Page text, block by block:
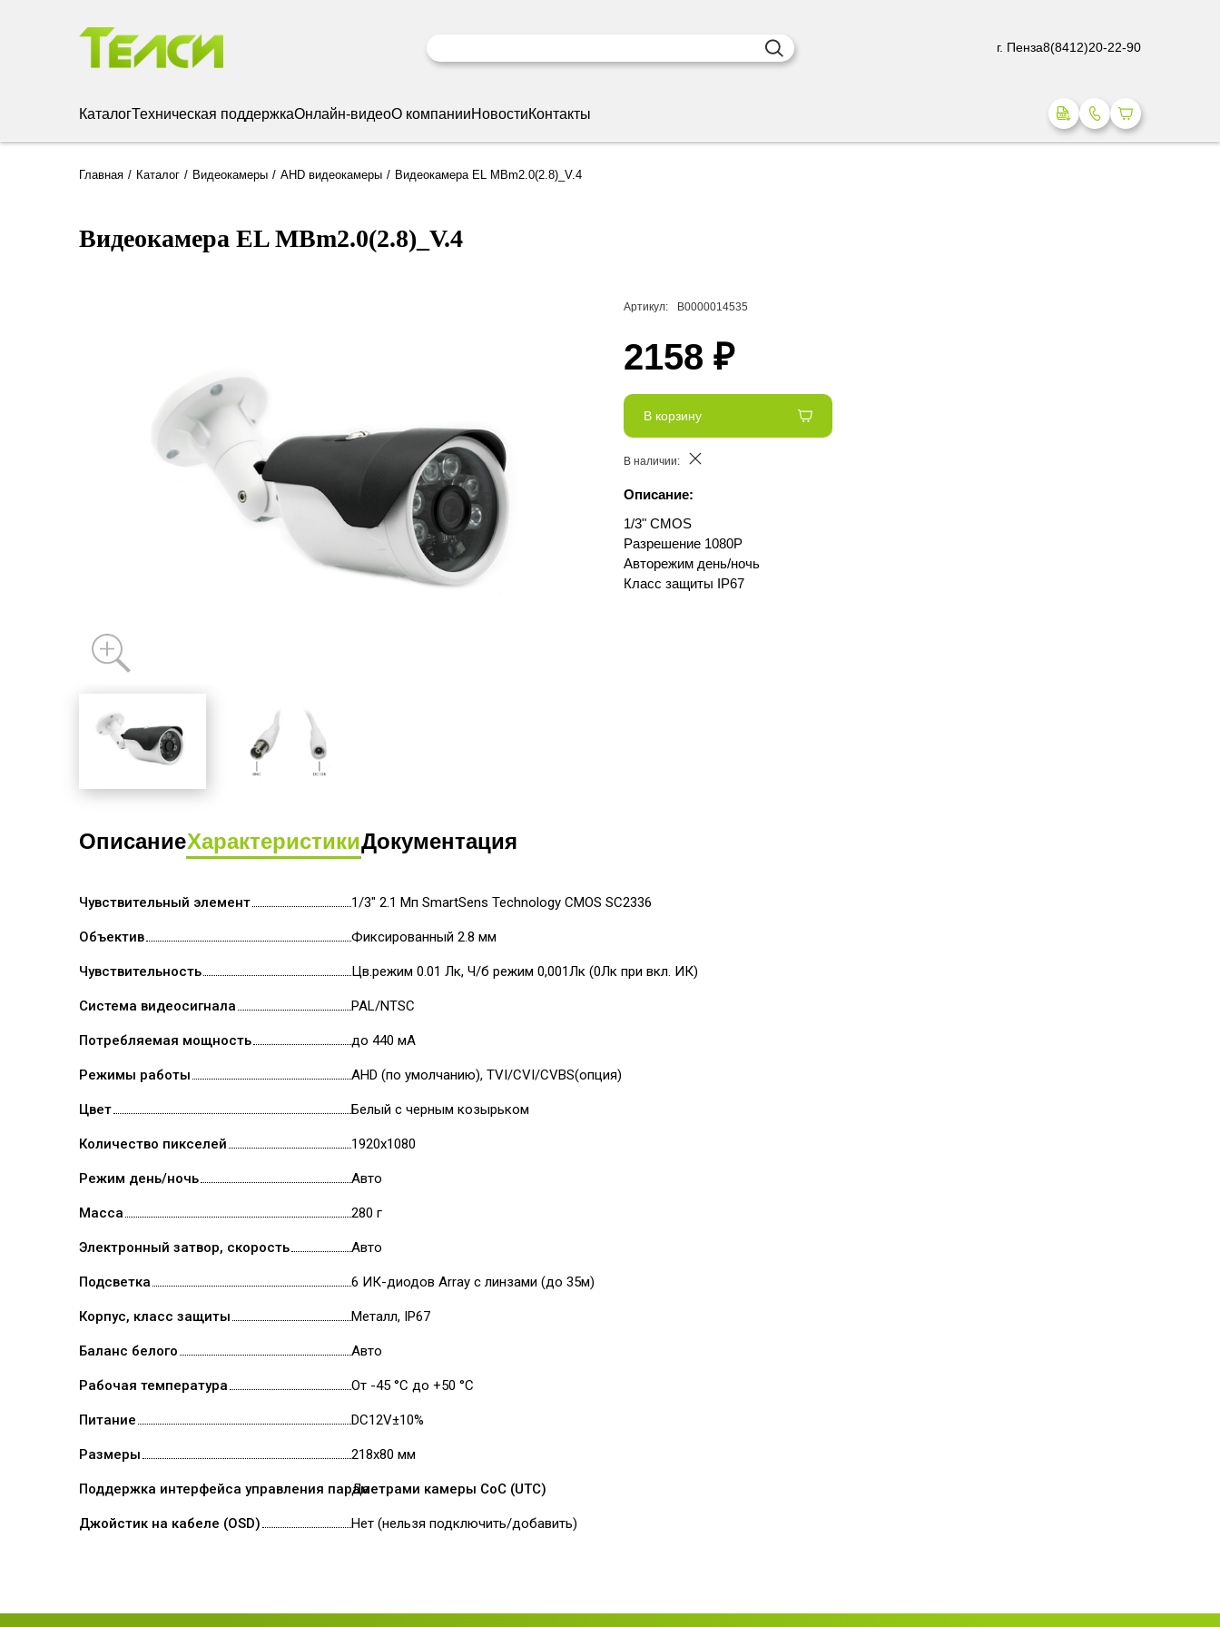
г. Пенза8(8412)20-22-90
КаталогТехническая поддержкаОнлайн-видеоО компанииНовостиКонтакты
Главная Каталог Видеокамеры AHD видеокамеры Видеокамера EL MBm2.0(2.8)_V.4
Видеокамера EL MBm2.0(2.8)_V.4
Артикул: В0000014535
2158 ₽
В корзину
В наличии:
Описание:
1/3" CMOS
Разрешение 1080P
Авторежим день/ночь
Класс защиты IP67
ОписаниеХарактеристикиДокументация
Чувствительный элемент 1/3" 2.1 Мп SmartSens Technology CMOS SC2336
Объектив Фиксированный 2.8 мм
Чувствительность Цв.режим 0.01 Лк, Ч/б режим 0,001Лк (0Лк при вкл. ИК)
Система видеосигнала PAL/NTSC
Потребляемая мощность до 440 мА
Режимы работы AHD (по умолчанию), TVI/CVI/CVBS(опция)
Цвет Белый с черным козырьком
Количество пикселей 1920x1080
Режим день/ночь Авто
Масса 280 г
Электронный затвор, скорость Авто
Подсветка 6 ИК-диодов Array с линзами (до 35м)
Корпус, класс защиты Металл, IP67
Баланс белого Авто
Рабочая температура От -45 °С до +50 °С
Питание DC12V±10%
Размеры 218x80 мм
Поддержка интерфейса управления параметрами камеры CoC (UTC)
Да
Джойстик на кабеле (OSD) Нет (нельзя подключить/добавить)